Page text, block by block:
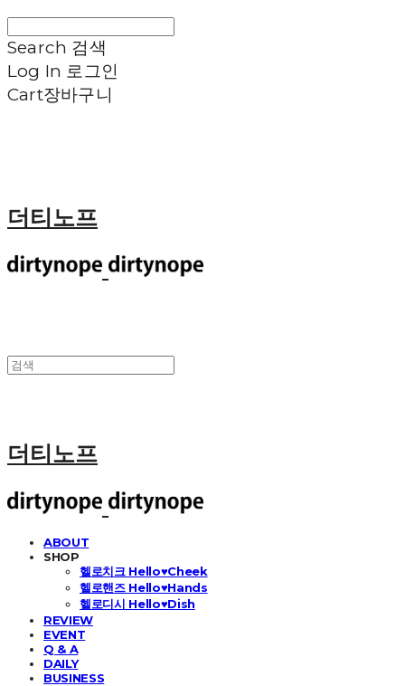
Search 검색
Log In 로그인
Cart장바구니
더티노프
더티노프
ABOUT
SHOP
헬로치크 Hello♥Cheek
헬로핸즈 Hello♥Hands
헬로디시 Hello♥Dish
REVIEW
EVENT
Q & A
DAILY
BUSINESS